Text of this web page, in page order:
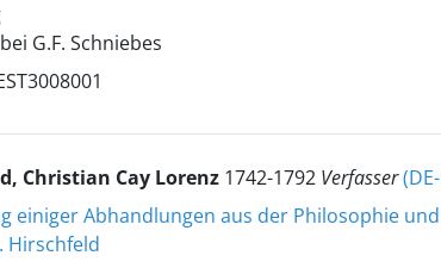
G.F. Schniebes
Christian Cay Lorenz 1742-1792 Verfasser
einiger Abhandlungen aus der Philosophie
Hirschfeld